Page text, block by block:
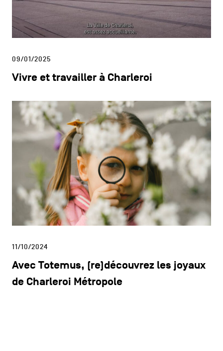
09/01/2025
Vivre et travailler à Charleroi
11/10/2024
Avec Totemus, (re)découvrez les joyaux
de Charleroi Métropole